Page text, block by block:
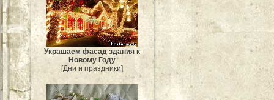
Украшаем фасад здания к
Новому Году
[Дни и праздники]